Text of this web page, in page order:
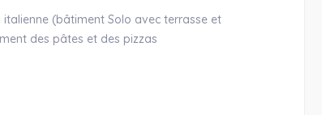
(bâtiment Solo avec terrasse et
des pâtes et des pizzas